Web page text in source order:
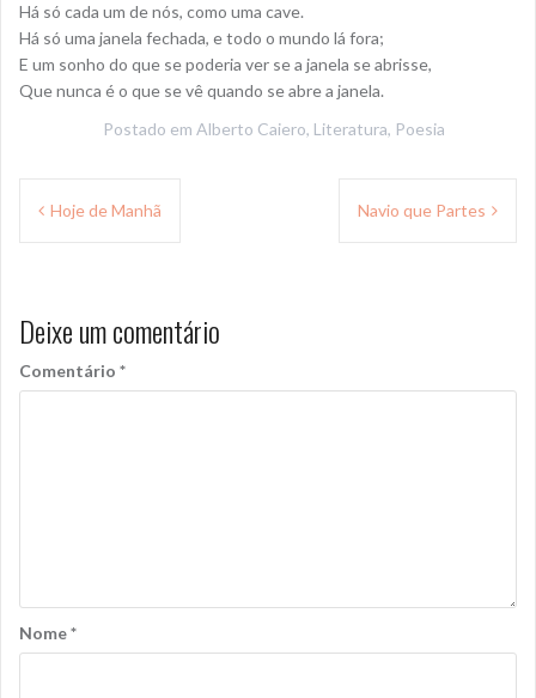
Há só cada um de nós, como uma cave.
Há só uma janela fechada, e todo o mundo lá fora;
E um sonho do que se poderia ver se a janela se abrisse,
Que nunca é o que se vê quando se abre a janela.
Postado em Alberto Caiero, Literatura, Poesia
Navegação
Hoje de Manhã Navio que Partes
Deixe um comentário
Comentário *
Nome*